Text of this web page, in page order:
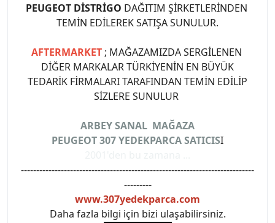
PEUGEOT DİSTRİGO DAĞITIM ŞİRKETLERİNDEN
TEMİN EDİLEREK SATIŞA SUNULUR.
AFTERMARKET ; MAĞAZAMIZDA SERGİLENEN
DİĞER MARKALAR TÜRKİYENİN EN BÜYÜK
TEDARİK FİRMALARI TARAFINDAN TEMİN EDİLİP
SİZLERE SUNULUR
ARBEY SANAL MAĞAZA
PEUGEOT 307 YEDEKPARCA SATICISI
----------------------------------------------------------------------------
---------
www.307yedekparca.com
Daha fazla bilgi için bizi ulaşabilirsiniz.